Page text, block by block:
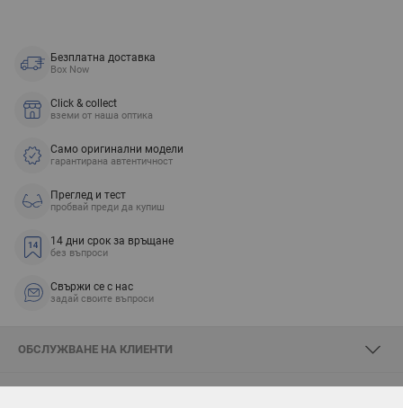
Безплатна доставка
Box Now
Click & collect
вземи от наша оптика
Само оригинални модели
гарантирана автентичност
Преглед и тест
пробвай преди да купиш
14 дни срок за връщане
без въпроси
Свържи се с нас
задай своите въпроси
ОБСЛУЖВАНЕ НА КЛИЕНТИ